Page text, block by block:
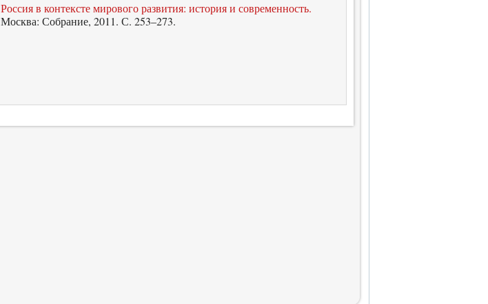
Россия в контексте мирового развития: история и современность.
Москва: Собрание, 2011. С. 253–273.